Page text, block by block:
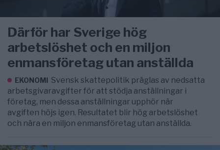
Därför har Sverige hög
arbetslöshet och en miljon
enmansföretag utan anställda
EKONOMI Svensk skattepolitik präglas av nedsatta
arbetsgivaravgifter för att stödja anställningar i
företag, men dessa anställningar upphör när
avgiften höjs igen. Resultatet blir hög arbetslöshet
och nära en miljon enmansföretag utan anställda.